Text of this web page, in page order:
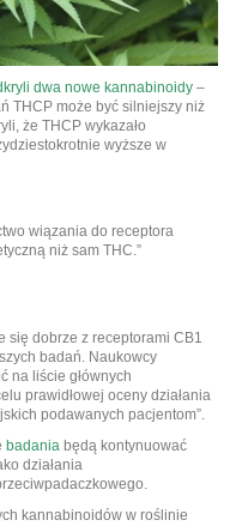
dwa nowe kannabinoidy –
THCP może być silniejszy niż
że THCP wykazało
wyższe w
wiązania do receptora
niż sam THC.”
się dobrze z receptorami CB1
badań. Naukowcy
na liście głównych
prawidłowej oceny działania
podawanych pacjentom”.
badania będą kontynuować
działania
kannabinoidów w roślinie